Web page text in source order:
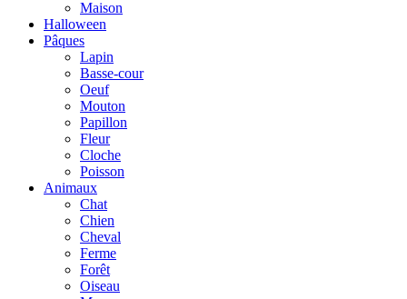
Maison
Halloween
Pâques
Lapin
Basse-cour
Oeuf
Mouton
Papillon
Fleur
Cloche
Poisson
Animaux
Chat
Chien
Cheval
Ferme
Forêt
Oiseau